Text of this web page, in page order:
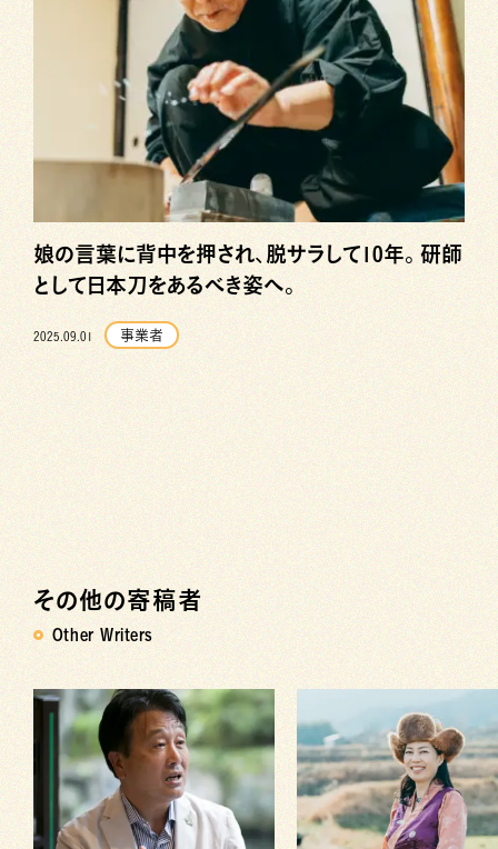
娘の言葉に背中を押され、脱サラして10年。研師
として日本刀をあるべき姿へ。
2025.09.01 事業者
その他の寄稿者
Other Writers